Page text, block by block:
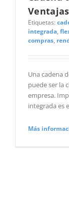
Ventajas
Etiquetas:
integrada,
compras,
Una cadena
puede ser la
empresa.
integrada es
Más